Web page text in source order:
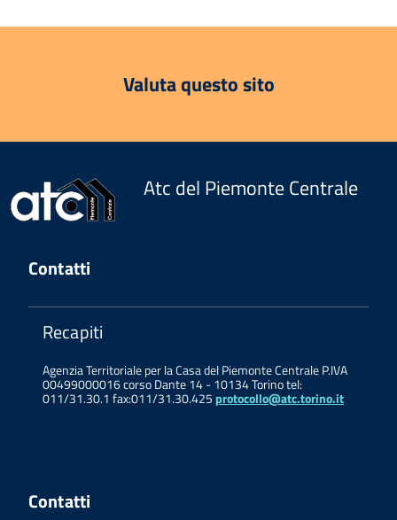
Valuta questo sito
Atc del Piemonte Centrale
Contatti
Recapiti
Agenzia Territoriale per la Casa del Piemonte Centrale P.IVA
00499000016 corso Dante 14 - 10134 Torino tel:
011/31.30.1 fax:011/31.30.425 protocollo@atc.torino.it
Contatti